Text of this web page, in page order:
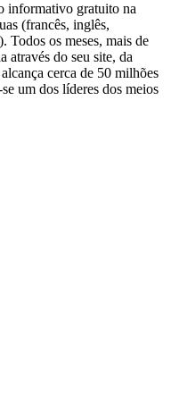
informativo gratuito na
(francês, inglês,
Todos os meses, mais de
através do seu site, da
cerca de 50 milhões
um dos líderes dos meios